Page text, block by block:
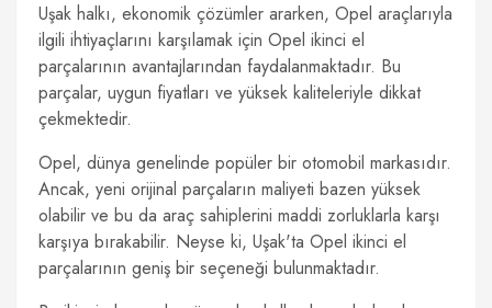
Uşak halkı, ekonomik çözümler ararken, Opel araçlarıyla
ilgili ihtiyaçlarını karşılamak için Opel ikinci el
parçalarının avantajlarından faydalanmaktadır. Bu
parçalar, uygun fiyatları ve yüksek kaliteleriyle dikkat
çekmektedir.
Opel, dünya genelinde popüler bir otomobil markasıdır.
Ancak, yeni orijinal parçaların maliyeti bazen yüksek
olabilir ve bu da araç sahiplerini maddi zorluklarla karşı
karşıya bırakabilir. Neyse ki, Uşak'ta Opel ikinci el
parçalarının geniş bir seçeneği bulunmaktadır.